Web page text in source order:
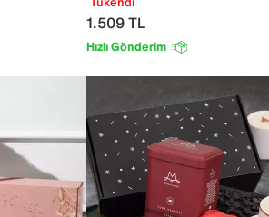
1.509TL
Hızlı Gönderim